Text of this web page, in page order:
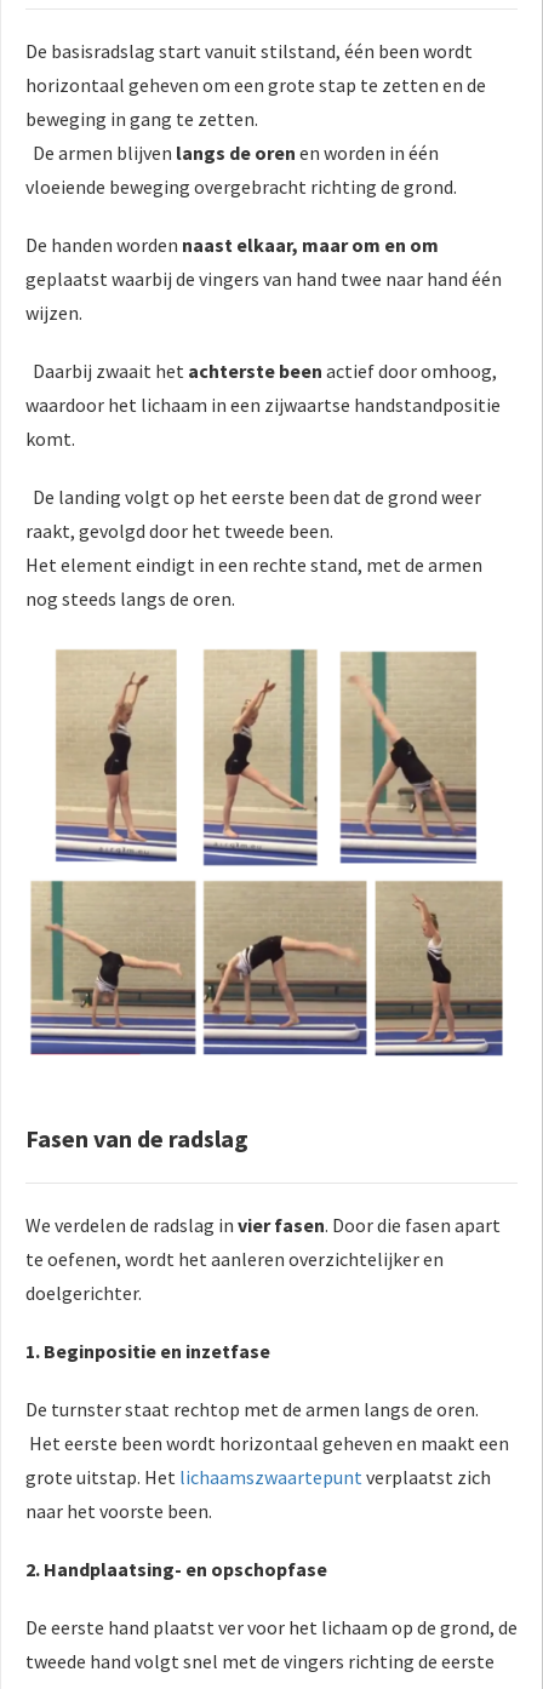
De basisradslag start vanuit stilstand, één been wordt
horizontaal geheven om een grote stap te zetten en de
beweging in gang te zetten.
De armen blijven langs de oren en worden in één
vloeiende beweging overgebracht richting de grond.
De handen worden naast elkaar, maar om en om
geplaatst waarbij de vingers van hand twee naar hand één
wijzen.
Daarbij zwaait het achterste been actief door omhoog,
waardoor het lichaam in een zijwaartse handstandpositie
komt.
De landing volgt op het eerste been dat de grond weer
raakt, gevolgd door het tweede been.
Het element eindigt in een rechte stand, met de armen
nog steeds langs de oren.
Fasen van de radslag
We verdelen de radslag in vier fasen. Door die fasen apart
te oefenen, wordt het aanleren overzichtelijker en
doelgerichter.
1. Beginpositie en inzetfase
De turnster staat rechtop met de armen langs de oren.
Het eerste been wordt horizontaal geheven en maakt een
grote uitstap. Het lichaamszwaartepunt verplaatst zich
naar het voorste been.
2. Handplaatsing- en opschopfase
De eerste hand plaatst ver voor het lichaam op de grond, de
tweede hand volgt snel met de vingers richting de eerste